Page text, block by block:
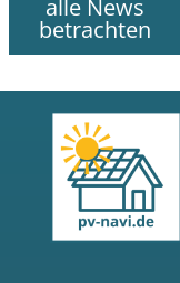
alle News
betrachten